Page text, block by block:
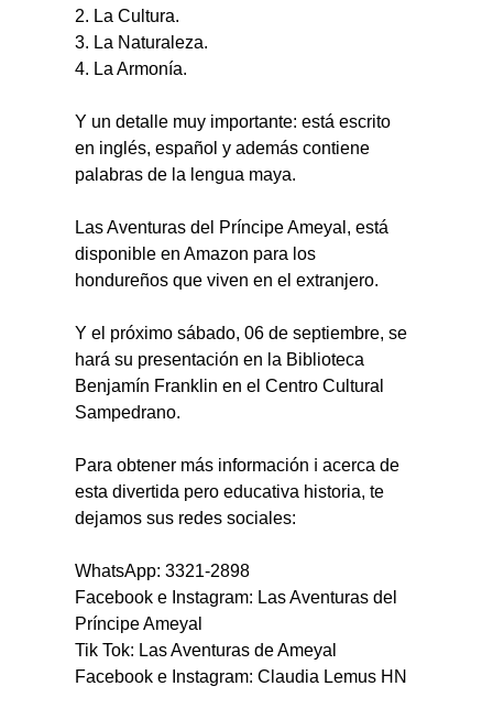
2. La Cultura.
3. La Naturaleza.
4. La Armonía.
Y un detalle muy importante: está escrito
en inglés, español y además contiene
palabras de la lengua maya.
Las Aventuras del Príncipe Ameyal, está
disponible en Amazon para los
hondureños que viven en el extranjero.
Y el próximo sábado, 06 de septiembre, se
hará su presentación en la Biblioteca
Benjamín Franklin en el Centro Cultural
Sampedrano.
Para obtener más información ℹ️ acerca de
esta divertida pero educativa historia, te
dejamos sus redes sociales:
WhatsApp: 3321-2898
Facebook e Instagram: Las Aventuras del
Príncipe Ameyal
Tik Tok: Las Aventuras de Ameyal
Facebook e Instagram: Claudia Lemus HN